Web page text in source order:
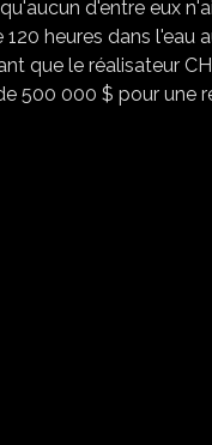
d'entre eux
120 heures dans l'eau
que le réalisateur
de 500 000 $ pour